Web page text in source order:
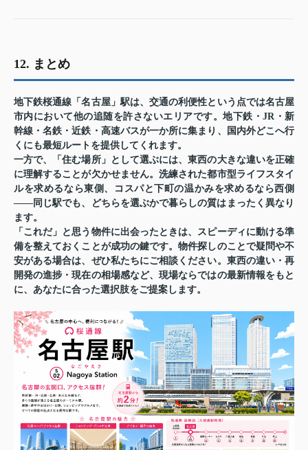
12. まとめ
地下鉄桜通線「名古屋」駅は、交通の利便性という点では名古屋
市内において他の追随を許さないエリアです。地下鉄・JR・新
幹線・名鉄・近鉄・高速バスが一か所に集まり、国内外どこへ行
くにも最短ルートを提供してくれます。
一方で、「住む場所」として選ぶには、東西の大きな違いを正確
に理解することが欠かせません。洗練された都市型ライフスタイ
ルを求めるなら東側、コスパと下町の温かみを求めるなら西側
——同じ駅でも、どちらを選ぶかで暮らしの質はまったく異なり
ます。
「これだ」と思う物件に出会ったときは、スピーディに動ける準
備を整えておくことが成功の鍵です。物件探しのことで疑問や不
安がある場合は、ぜひ私たちにご相談ください。東西の違い・再
開発の進捗・現在の相場感など、現場ならではの最新情報をもと
に、あなたに合った選択肢をご提案します。